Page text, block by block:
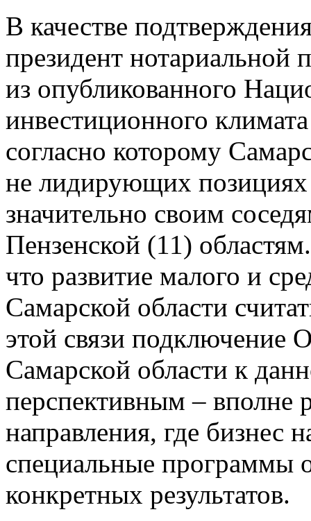
В качестве
президент
из опубликованного
инвестиционного
согласно которому
не лидирующих позициях
значительно своим
Пензенской (11)
что развитие малого и
Самарской области
этой связи подключение
Самарской области к
перспективным – вполне
направления, где бизнес
специальные программы
конкретных результатов.